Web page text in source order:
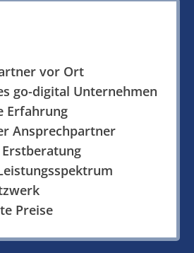
vor Ort
go-digital Unternehmen
Erfahrung
Ansprechpartner
Preise